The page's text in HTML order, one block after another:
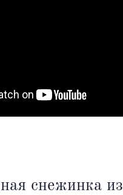
снежинка из